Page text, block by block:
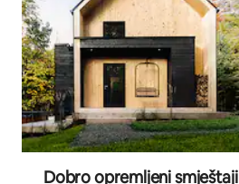
Dobro opremljeni smještaji